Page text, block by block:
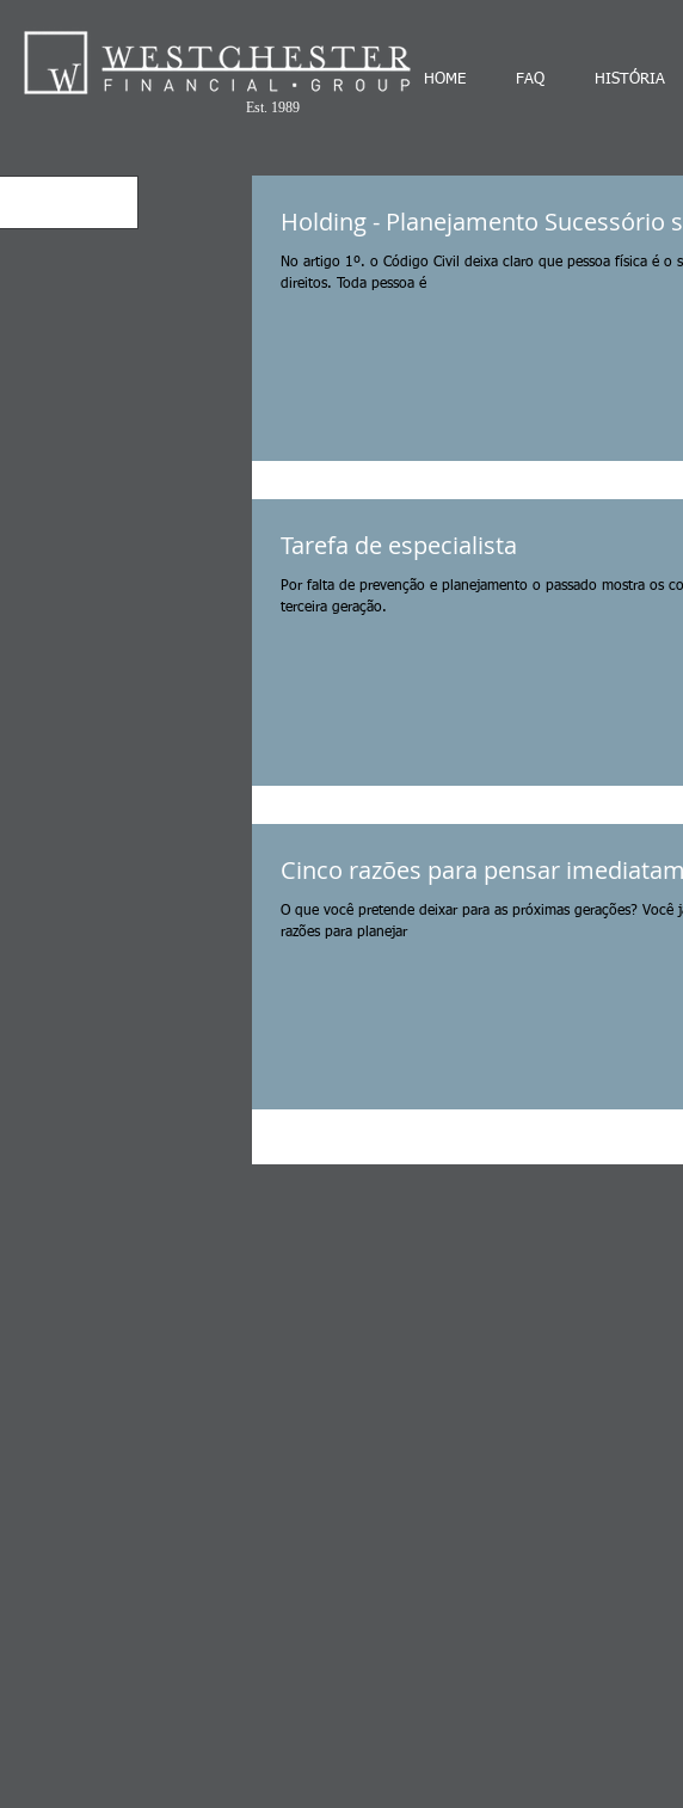
HOME FAQ HISTÓRIA
Est. 1989
Holding - Planejamento Sucessório
No artigo 1º. o Código Civil deixa claro que pessoa física é
direitos. Toda pessoa é
Tarefa de especialista
Por falta de prevenção e planejamento o passado mostra os
terceira geração.
Cinco razões para pensar
O que você pretende deixar para as próximas gerações?
razões para planejar